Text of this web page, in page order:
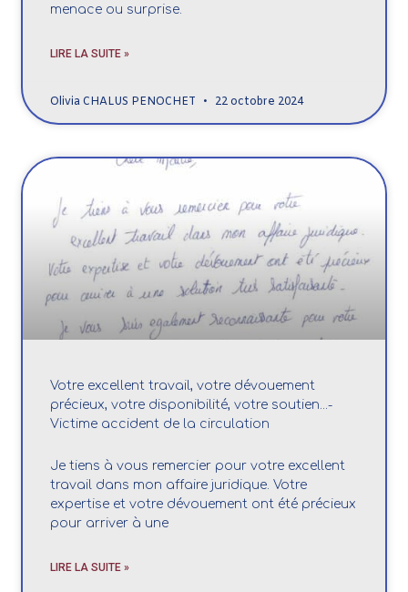
menace ou surprise.
LIRE LA SUITE »
Olivia CHALUS PENOCHET 22 octobre 2024
Votre excellent travail, votre dévouement
précieux, votre disponibilité, votre soutien...-
Victime accident de la circulation
Je tiens à vous remercier pour votre excellent
travail dans mon affaire juridique. Votre
expertise et votre dévouement ont été précieux
pour arriver à une
LIRE LA SUITE »